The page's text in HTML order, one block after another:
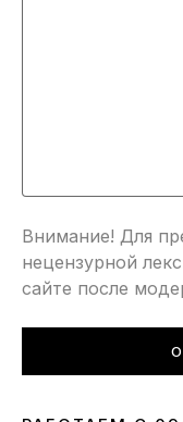
Внимание! Для
нецензурной
сайте после